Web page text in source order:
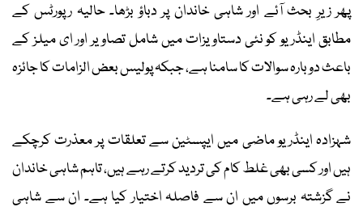
پھر زیرِ بحث آئے اور شاہی خاندان پر دباؤ بڑھا۔ حالیہ رپورٹس کے
مطابق اینڈریو کو نئی دستاویزات میں شامل تصاویر اور ای میلز کے
باعث دوبارہ سوالات کا سامنا ہے، جبکہ پولیس بعض الزامات کا جائزہ
بھی لے رہی ہے۔
شہزادہ اینڈریو ماضی میں ایپسٹین سے تعلقات پر معذرت کرچکے
ہیں اور کسی بھی غلط کام کی تردید کرتے رہے ہیں، تاہم شاہی خاندان
نے گزشتہ برسوں میں ان سے فاصلہ اختیار کیا ہے۔ ان سے شاہی